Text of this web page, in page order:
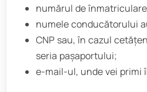
numărul de
numele conducătorului
CNP sau, în cazul
seria pașaportului;
e-mail-ul, unde vei primi